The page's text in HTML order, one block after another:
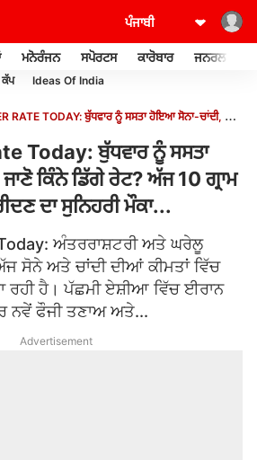
ਮਨੋਰੰਜਨ ਸਪੋਰਟਸ ਕਾਰੋਬਾਰ ਜਨਰਲ ਨੌਲਜ
ਕੱਪ Ideas Of India
RATE TODAY: ਬੁੱਧਵਾਰ ਨੂੰ ਸਸਤਾ ਹੋਇਆ ਸੋਨਾ-ਚਾਂਦੀ, ਜਾਣੋ
Today: ਬੁੱਧਵਾਰ ਨੂੰ ਸਸਤਾ
ਕਿੰਨੇ ਡਿੱਗੇ ਰੇਟ? ਅੱਜ 10 ਗ੍ਰਾਮ
ਦਾ ਸੁਨਿਹਰੀ ਮੌਕਾ...
ਅੰਤਰਰਾਸ਼ਟਰੀ ਅਤੇ ਘਰੇਲੂ
ਅੱਜ ਸੋਨੇ ਅਤੇ ਚਾਂਦੀ ਦੀਆਂ ਕੀਮਤਾਂ ਵਿੱਚ
ਰਹੀ ਹੈ। ਪੱਛਮੀ ਏਸ਼ੀਆ ਵਿੱਚ ਈਰਾਨ
ਨਵੇਂ ਫੌਜੀ ਤਣਾਅ ਅਤੇ...
Advertisement